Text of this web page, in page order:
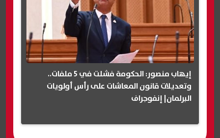
إيهاب منصور: الحكومة فشلت في 5 ملفات..
وتعديلات قانون المعاشات على رأس أولويات
البرلمان| إنفوجراف